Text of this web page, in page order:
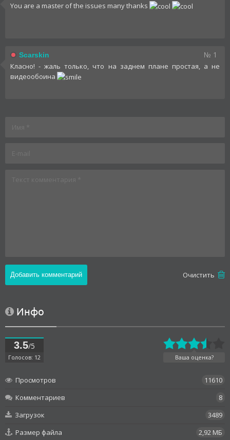
You are a master of the issues many thanks
Scarskin № 1
Класно! - жаль только, что на заднем плане простая, а не
видеообоина
Oчистить
Инфо
3.5/5
Голосов: 12 Ваша оценка?
Просмотров
11610
Комментариев
8
Загрузок
3489
Размер файла
2,92 МБ